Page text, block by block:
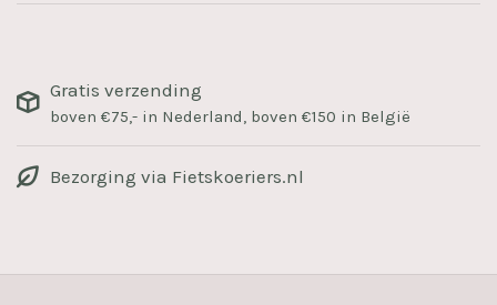
Gratis verzending
boven €75,- in Nederland, boven €150 in België
Bezorging via Fietskoeriers.nl